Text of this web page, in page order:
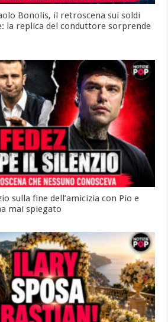
Bonolis, il retroscena sui soldi
la replica del conduttore sorprende
sulla fine dell’amicizia con Pio e
mai spiegato